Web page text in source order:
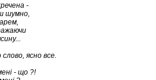
-
шумно,
ясно все.
- що ?!